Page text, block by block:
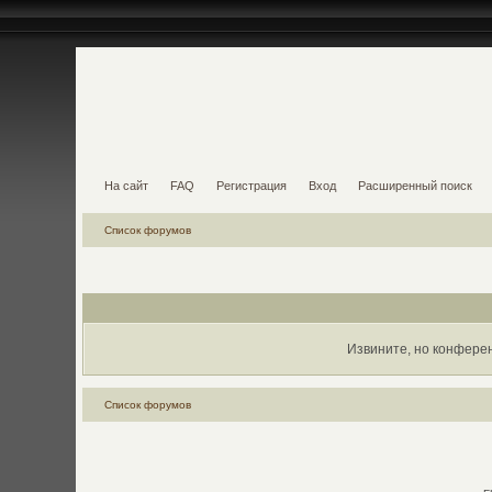
На сайт FAQ Регистрация Вход Расширенный поиск
Список форумов
Извините, но
Список форумов